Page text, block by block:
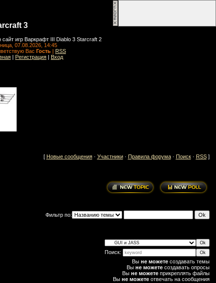
3
сайт игр Варкрафт III Diablo 3 Starcraft 2
07.08.2026, 14:45
Вас Гость
RSS
Регистрация Вход
[ Новые сообщения· Участники· Правила форума· Поиск· RSS]
Фильтр по:
Поиск:
Вы не можетесоздавать темы
Вы не можетесоздавать опросы
Вы не можетеприкреплять файлы
Вы не можетеотвечать на сообщения